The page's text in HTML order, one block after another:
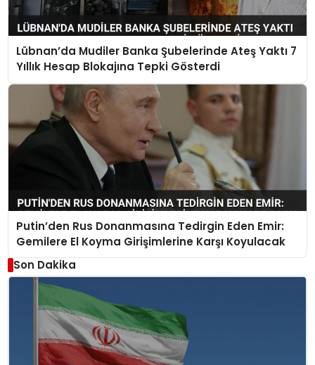
Lübnan’da Mudiler Banka Şubelerinde Ateş Yaktı 7
Yıllık Hesap Blokajına Tepki Gösterdi
Putin’den Rus Donanmasına Tedirgin Eden Emir:
Gemilere El Koyma Girişimlerine Karşı Koyulacak
Son Dakika